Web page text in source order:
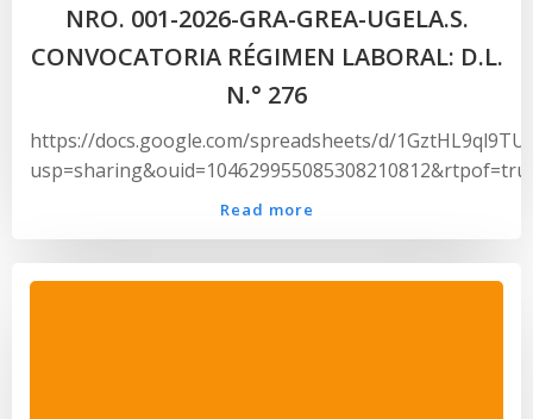
NRO. 001-2026-GRA-GREA-UGELA.S.
CONVOCATORIA RÉGIMEN LABORAL: D.L.
N.° 276
https://docs.google.com/spreadsheets/d/
Read more